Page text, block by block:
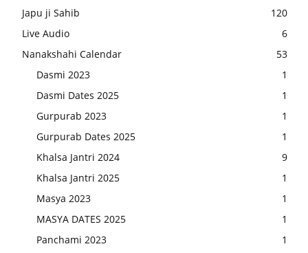
Japu ji Sahib
120
Live Audio
6
Nanakshahi Calendar
53
Dasmi 2023
1
Dasmi Dates 2025
1
Gurpurab 2023
1
Gurpurab Dates 2025
1
Khalsa Jantri 2024
9
Khalsa Jantri 2025
1
Masya 2023
1
MASYA DATES 2025
1
Panchami 2023
1